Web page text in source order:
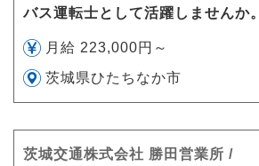
バス運転士として活躍しませんか。
月給 223,000円～
茨城県ひたちなか市
茨城交通株式会社 勝田営業所 /